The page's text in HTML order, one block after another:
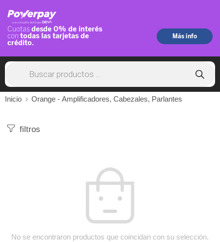
Inicio Orange - Amplificadores, Cabezales, Parlantes
filtros
No se encontraron productos que coincidan con su selección.